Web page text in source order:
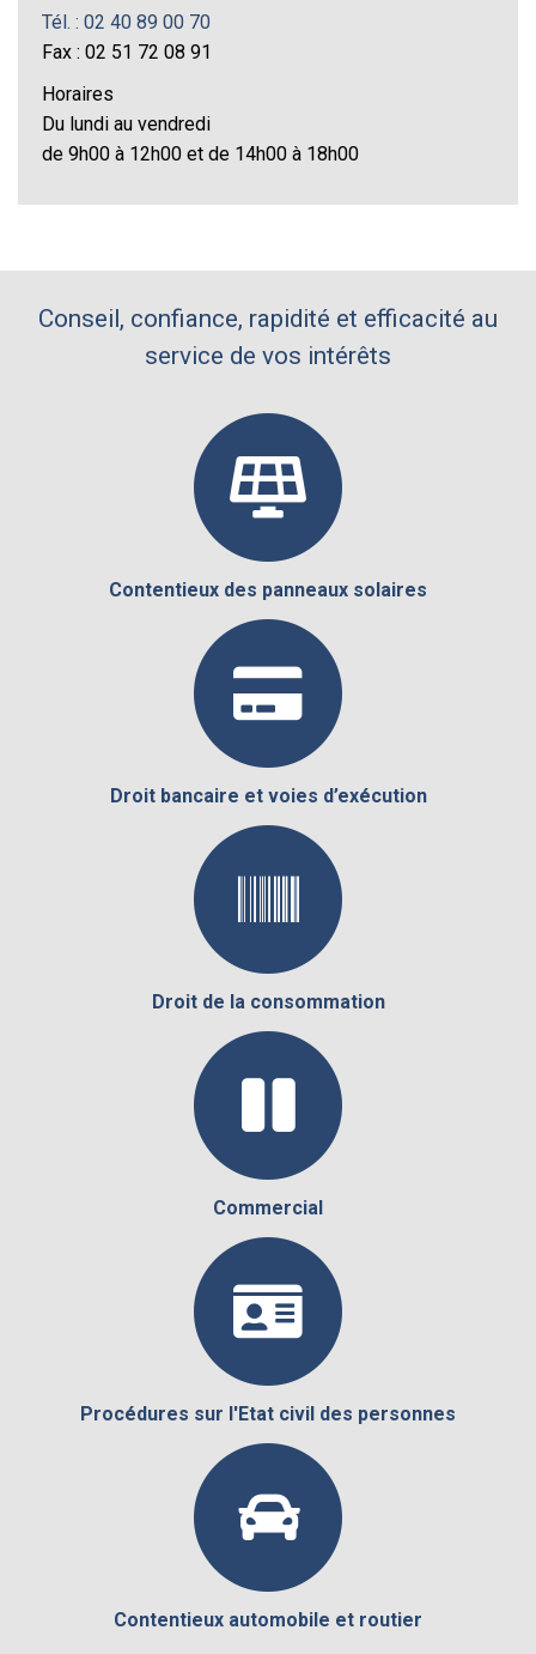
Tél. : 02 40 89 00 70
Fax : 02 51 72 08 91
Horaires
Du lundi au vendredi
de 9h00 à 12h00 et de 14h00 à 18h00
Conseil, confiance, rapidité et efficacité au
service de vos intérêts
Contentieux des panneaux solaires
Droit bancaire et voies d’exécution
Droit de la consommation
Commercial
Procédures sur l'Etat civil des personnes
Contentieux automobile et routier